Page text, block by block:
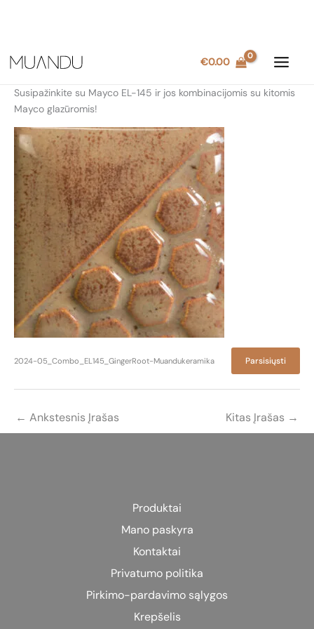
prie
€0.00
Susipažinkite su Mayco EL-145 ir jos kombinacijomis su kitomis
Mayco glazūromis!
2024-05_Combo_EL145_GingerRoot-Muandukeramika Parsisiųsti
← Ankstesnis Įrašas Kitas Įrašas →
Produktai
Mano paskyra
Kontaktai
Privatumo politika
Pirkimo-pardavimo sąlygos
Krepšelis